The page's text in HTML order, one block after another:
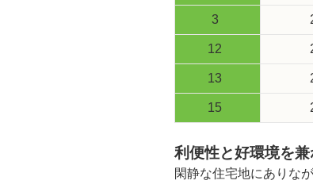
3
12
13
15
利便性と好環境を
閑静な住宅地にありな